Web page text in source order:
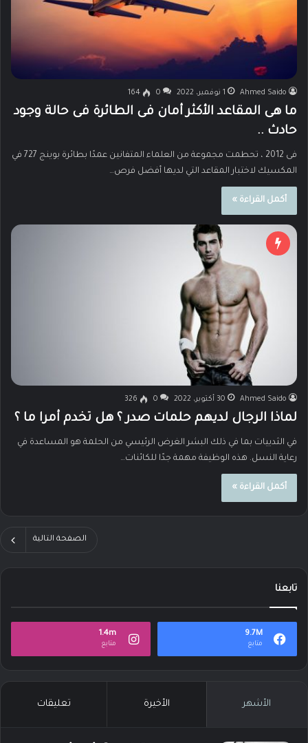
Ahmed Saido 1 نوفمبر، 2022 0
164
ما هى المقاعد الأكثر أمان فى الطائرة فى حالة وجود
حادث ..
فى 2012 ، تحطمت مجموعة من العلماء المتفانين عمدًا بطائرة بوينج 727 في
المكسيك لاختبار المقاعد التي لديها أفضل فرص…
أكمل القراءة »
Ahmed Saido 30 أكتوبر، 2022 0
326
لماذا الرجال لديهم حلمات صدر ؟ هل تخدم أمرا ما ؟
في الثدييات بما في ذلك البشر الغرض الرئيسي من الحلمة هو المساعدة في
رعاية النسل. هذه الوظيفة مهمة جدًا للكائنات…
أكمل القراءة »
الصفحة التالية
تابعنا
9.7M
متابع
1.4m
متابع
الأشهر الأخيرة تعليقات